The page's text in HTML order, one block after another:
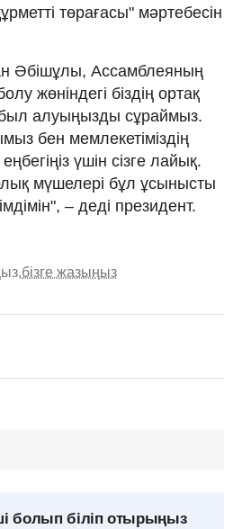
төрағасы" мәртебесін
Әбішұлы, Ассамблеяның
жөніндегі біздің ортақ
алуыңызды сұраймыз.
бен мемлекетіміздің
үшін сізге лайық.
мүшелері бұл ұсынысты
– деді президент.
бізге жазыңыз
болып біліп отырыңыз